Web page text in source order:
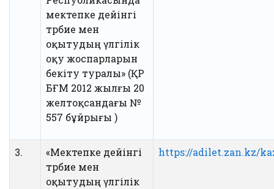
мектепке дейінгі
тәрбие мен
оқытудың үлгілік
оқу жоспарларын
бекіту туралы» (ҚР
БҒМ 2012 жылғы 20
желтоқсандағы №
557 бұйрығы )
3.
«Мектепке дейінгі
тәрбие мен
оқытудың үлгілік
https://adilet.zan.kz/